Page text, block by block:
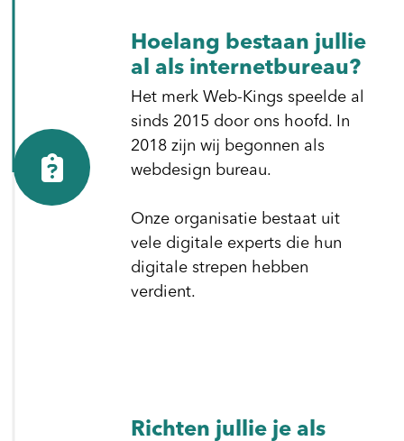
Hoelang bestaan jullie
al als internetbureau?
Het merk Web-Kings speelde al
sinds 2015 door ons hoofd. In
2018 zijn wij begonnen als
webdesign bureau.
Onze organisatie bestaat uit
vele digitale experts die hun
digitale strepen hebben
verdient.
Richten jullie je als